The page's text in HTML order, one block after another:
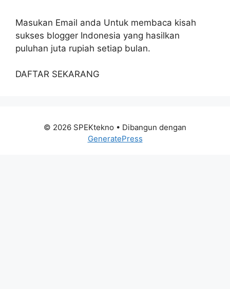
Masukan Email anda Untuk membaca kisah
sukses blogger Indonesia yang hasilkan
puluhan juta rupiah setiap bulan.
DAFTAR SEKARANG
© 2026 SPEKtekno • Dibangun dengan
GeneratePress